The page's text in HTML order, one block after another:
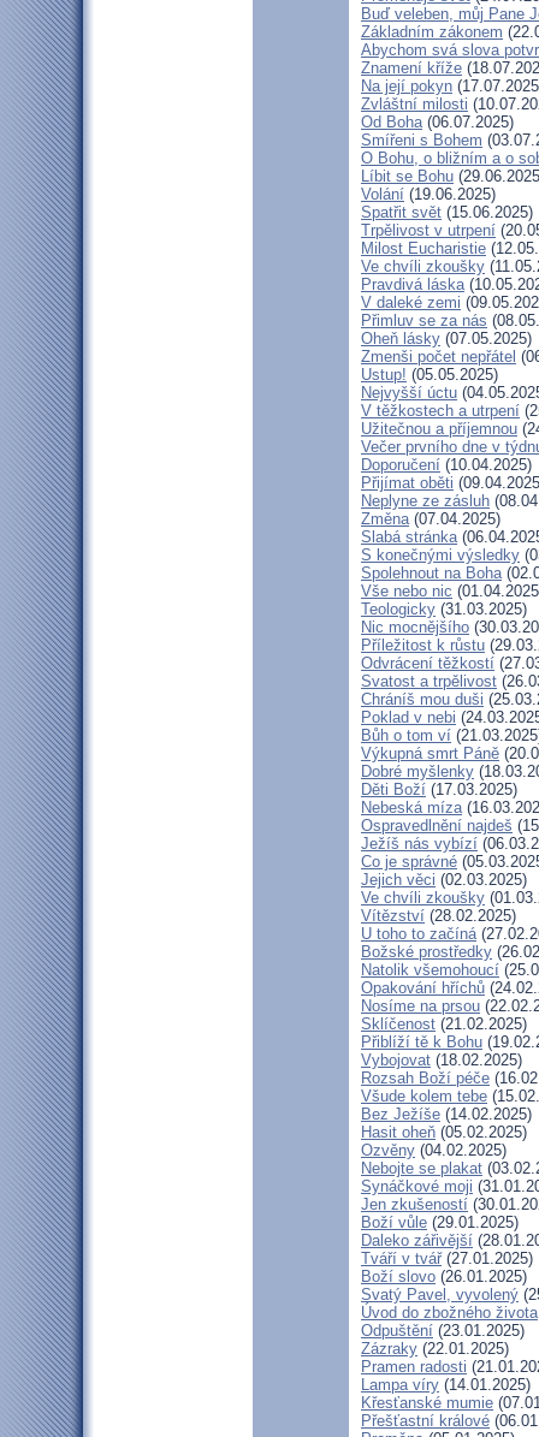
Buď veleben, můj Pane
Základním zákonem
Abychom svá slova
Znamení kříže
Na její pokyn
Zvláštní milosti
Od Boha(06.07.2025)
Smířeni s Bohem
O Bohu, o bližním a o
Líbit se Bohu
Volání (19.06.2025)
Spatřit svět (15.06.2025)
Trpělivost v utrpení
Milost Eucharistie
Ve chvíli zkoušky
Pravdivá láska
V daleké zemi
Přimluv se za nás
Oheň lásky (07.05.2025)
Zmenši počet nepřátel
Ustup! (05.05.2025)
Nejvyšší úctu
V těžkostech a utrpení
Užitečnou a příjemnou
Večer prvního dne v
Doporučení (10.04.2025)
Přijímat oběti
Neplyne ze zásluh
Změna(07.04.2025)
Slabá stránka
S konečnými výsledky
Spolehnout na Boha
Vše nebo nic
Teologicky (31.03.2025)
Nic mocnějšího
Příležitost k růstu
Odvrácení těžkostí
Svatost a trpělivost
Chráníš mou duši
Poklad v nebi
Bůh o tom ví
Výkupná smrt Páně
Dobré myšlenky
Děti Boží (17.03.2025)
Nebeská míza
Ospravedlnění najdeš
Ježíš nás vybízí
Co je správné
Jejich věci (02.03.2025)
Ve chvíli zkoušky
Vítězství (28.02.2025)
U toho to začíná
Božské prostředky
Natolik všemohoucí
Opakování hříchů
Nosíme na prsou
Sklíčenost (21.02.2025)
Přiblíží tě k Bohu
Vybojovat (18.02.2025)
Rozsah Boží péče
Všude kolem tebe
Bez Ježíše (14.02.2025)
Hasit oheň (05.02.2025)
Ozvěny (04.02.2025)
Nebojte se plakat
Synáčkové moji
Jen zkušeností
Boží vůle (29.01.2025)
Daleko zářivější
Tváří v tvář(27.01.2025)
Boží slovo (26.01.2025)
Svatý Pavel, vyvolený
Úvod do zbožného života
Odpuštění (23.01.2025)
Zázraky (22.01.2025)
Pramen radosti
Lampa víry (14.01.2025)
Křesťanské mumie
Přešťastní králové